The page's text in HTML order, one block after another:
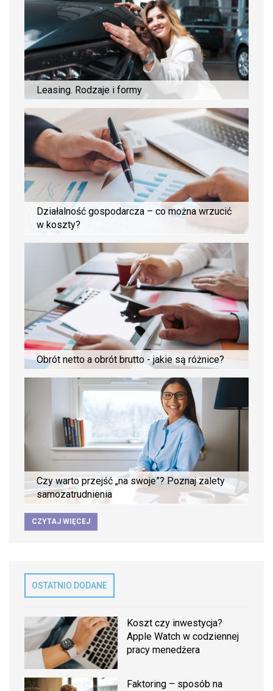
Leasing. Rodzaje i formy
Działalność gospodarcza – co można wrzucić
w koszty?
Obrót netto a obrót brutto - jakie są różnice?
Czy warto przejść „na swoje”? Poznaj zalety
samozatrudnienia
CZYTAJ WIĘCEJ
OSTATNIO DODANE
Koszt czy inwestycja?
Apple Watch w codziennej
pracy menedżera
Faktoring – sposób na